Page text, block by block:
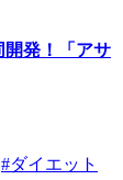
開発！「アサ
#ダイエット